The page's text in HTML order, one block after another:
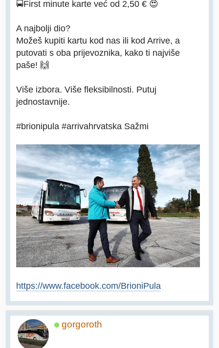
🚍First minute karte već od 2,50 € 😍
A najbolji dio?
Možeš kupiti kartu kod nas ili kod Arrive, a
putovati s oba prijevoznika, kako ti najviše
paše! 🙌
Više izbora. Više fleksibilnosti. Putuj
jednostavnije.
#brionipula #arrivahrvatska Sažmi
https://www.facebook.com/BrioniPula
gorgoroth